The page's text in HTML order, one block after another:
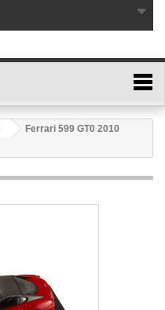
Ferrari 599 GT0 2010